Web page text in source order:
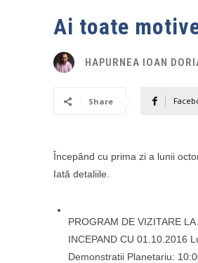
Ai toate
HAPURNEA IOAN
Share
Începând cu prima zi a lunii
Iată detaliile.
PROGRAM DE VIZITARE
INCEPAND CU 01.10.2016
Demonstratii Planetariu: